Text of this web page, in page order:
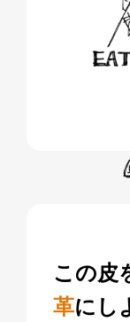
この皮
革にし